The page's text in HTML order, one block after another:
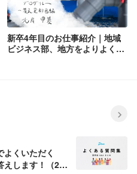
新卒4年目のお仕事紹介｜地域
ビジネス部、地方をよりよくす
よくいただく
えします！（26